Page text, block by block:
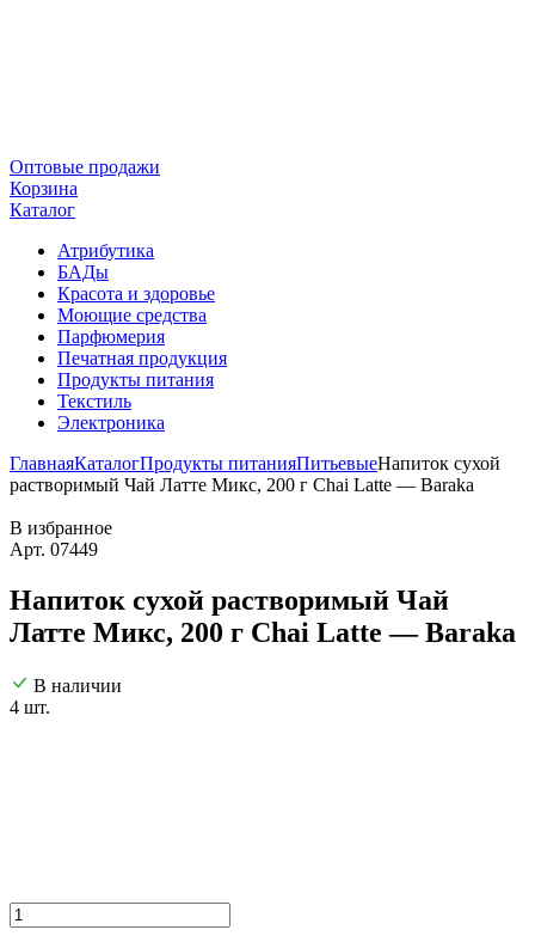
Оптовые продажи
Корзина
Каталог
Атрибутика
БАДы
Красота и здоровье
Моющие средства
Парфюмерия
Печатная продукция
Продукты питания
Текстиль
Электроника
ГлавнаяКаталогПродукты питанияПитьевыеНапиток сухой
растворимый Чай Латте Микс, 200 г Chai Latte — Baraka
В избранное
Арт. 07449
Напиток сухой растворимый Чай
Латте Микс, 200 г Chai Latte — Baraka
В наличии
4 шт.